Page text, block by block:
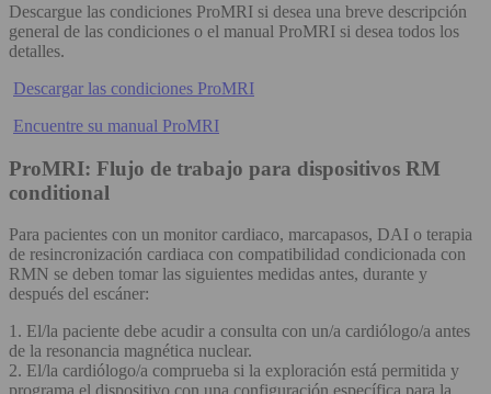
Descargue las condiciones ProMRI si desea una breve descripción
general de las condiciones o el manual ProMRI si desea todos los
detalles.
Descargar las condiciones ProMRI
Encuentre su manual ProMRI
ProMRI: Flujo de trabajo para dispositivos RM
conditional
Para pacientes con un monitor cardiaco, marcapasos, DAI o terapia
de resincronización cardiaca con compatibilidad condicionada con
RMN se deben tomar las siguientes medidas antes, durante y
después del escáner:
1. El/la paciente debe acudir a consulta con un/a cardiólogo/a antes
de la resonancia magnética nuclear.
2. El/la cardiólogo/a comprueba si la exploración está permitida y